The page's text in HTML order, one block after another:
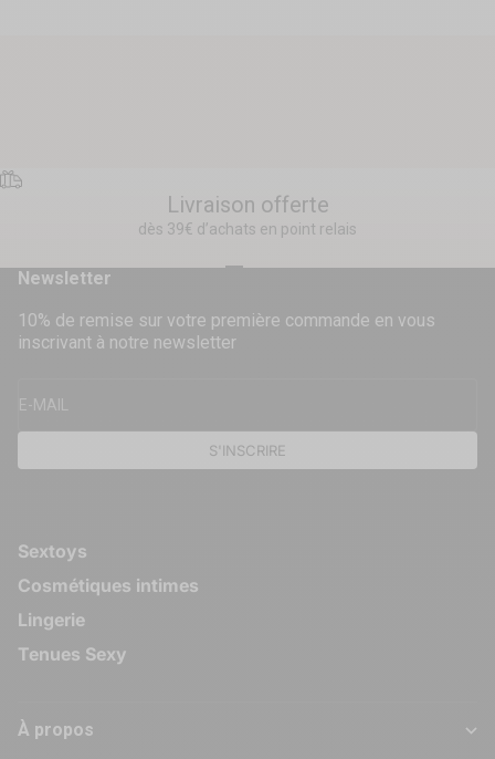
Livraison offerte
dès 39€ d’achats en point relais
Sextoys
Cosmétiques intimes
Lingerie
Tenues Sexy
À propos
Newsletter
10% de remise sur votre première commande en vous
inscrivant à notre newsletter
E-MAIL
S'INSCRIRE